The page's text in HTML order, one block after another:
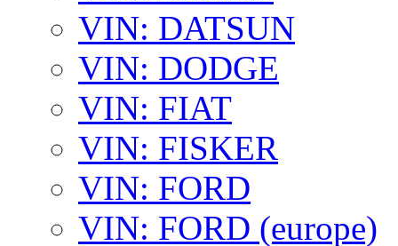
VIN: DATSUN
VIN: DODGE
VIN: FIAT
VIN: FISKER
VIN: FORD
VIN: FORD (europe)